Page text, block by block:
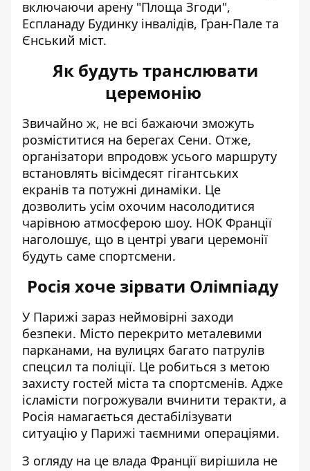
включаючи арену "Площа Згоди",
Еспланаду Будинку інвалідів, Гран-Пале та
Єнський міст.
Як будуть транслювати
церемонію
Звичайно ж, не всі бажаючи зможуть
розміститися на берегах Сени. Отже,
організатори впродовж усього маршруту
встановлять вісімдесят гігантських
екранів та потужні динаміки. Це
дозволить усім охочим насолодитися
чарівною атмосферою шоу. НОК Франції
наголошує, що в центрі уваги церемонії
будуть саме спортсмени.
Росія хоче зірвати Олімпіаду
У Парижі зараз неймовірні заходи
безпеки. Місто перекрито металевими
парканами, на вулицях багато патрулів
спецсил та поліції. Це робиться з метою
захисту гостей міста та спортсменів. Адже
ісламісти погрожували вчинити теракти, а
Росія намагається дестабілізувати
ситуацію у Парижі таємними операціями.
З огляду на це влада Франції вирішила не